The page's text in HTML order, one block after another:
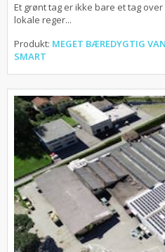
Et grønt tag er ikke bare et tag
lokale reger...
Produkt: MEGET BÆREDYGTIG
SMART